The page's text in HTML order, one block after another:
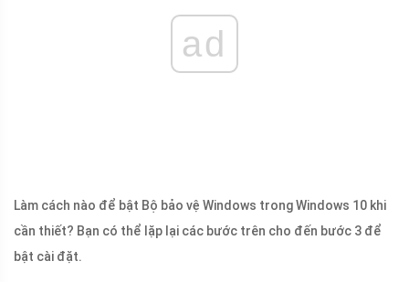
ad
Làm cách nào để bật Bộ bảo vệ Windows trong Windows 10 khi
cần thiết? Bạn có thể lặp lại các bước trên cho đến bước 3 để
bật cài đặt.